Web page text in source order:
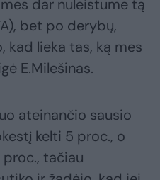
dar nuleistume tą
bet po derybų,
lieka tas, ką mes
E.Milešinas.
ateinančio sausio
kelti 5 proc., o
tačiau